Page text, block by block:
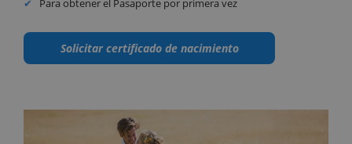
Para obtener el Pasaporte por primera vez
Solicitar certificado de nacimiento